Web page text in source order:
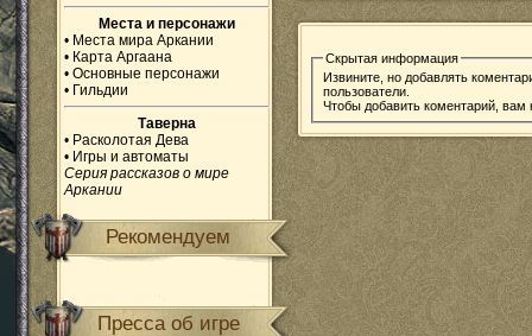
Места и персонажи
• Места мира Аркании
• Карта Аргаана
• Основные персонажи
• Гильдии
Таверна
• Расколотая Дева
• Игры и автоматы
Серия рассказов о мире
Аркании
Рекомендуем
Пресса об игре
Скрытая информация
Извините, но добавлять
пользователи.
Чтобы добавить коментарий,